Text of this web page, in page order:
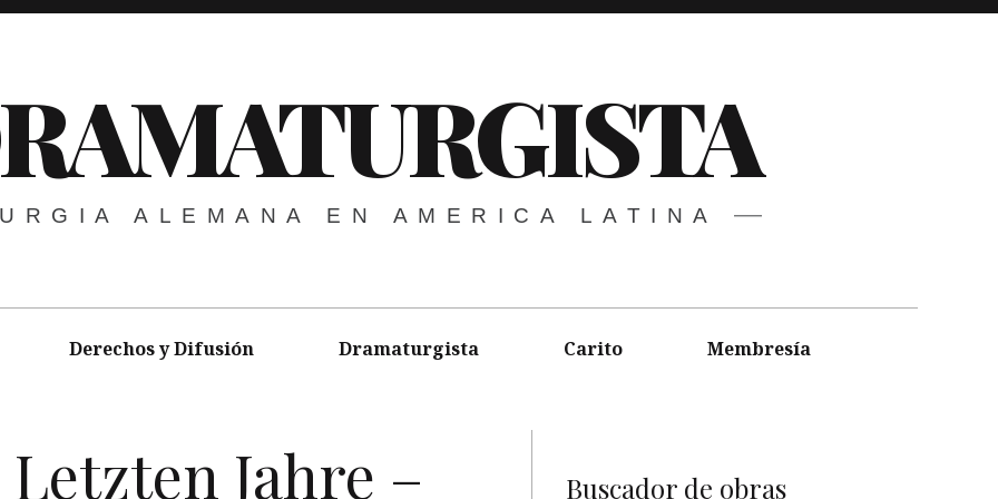
ALEMANA EN AMERICA LATINA
Derechos y Difusión Dramaturgista Carito Membresía
Jahre –
Buscador de obras